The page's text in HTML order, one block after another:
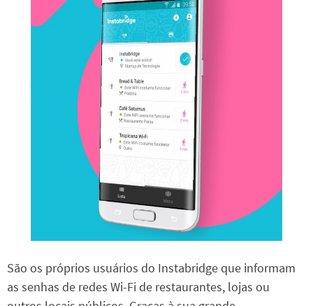
São os próprios usuários do Instabridge que informam
as senhas de redes Wi-Fi de restaurantes, lojas ou